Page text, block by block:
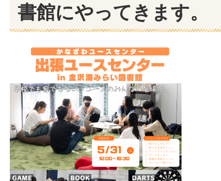
書館にやってきます。